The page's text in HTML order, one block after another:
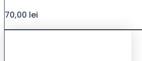
70,00 lei